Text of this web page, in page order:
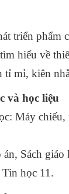
triển phẩm
hiểu về
tỉ mỉ, kiên
và học liệu
Máy chiếu,
Sách giáo
Tin học 11.